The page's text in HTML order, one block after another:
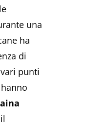
una
ha
di
punti